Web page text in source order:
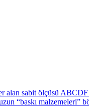
sabit ölçüsü ABCDF
“baskı malzemeleri”